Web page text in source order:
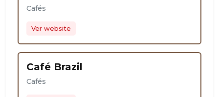
Cafés
Ver website
Café Brazil
Cafés